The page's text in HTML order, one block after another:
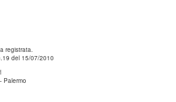
registrata.
del 15/07/2010
Palermo